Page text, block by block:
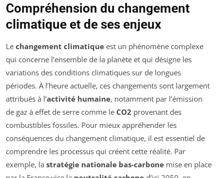
Compréhension du changement
climatique et de ses enjeux
Le changement climatique est un phénomène complexe
qui concerne l’ensemble de la planète et qui désigne les
variations des conditions climatiques sur de longues
périodes. À l’heure actuelle, ces changements sont largement
attribués à l’activité humaine, notamment par l’émission
de gaz à effet de serre comme le CO2 provenant des
combustibles fossiles. Pour mieux appréhender les
conséquences du changement climatique, il est essentiel de
comprendre les processus qui créent cette réalité. Par
exemple, la stratégie nationale bas-carbone mise en place